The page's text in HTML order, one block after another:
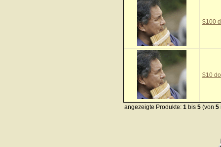
$100
$10
angezeigte Produkte: 1 bis 5 (von 5